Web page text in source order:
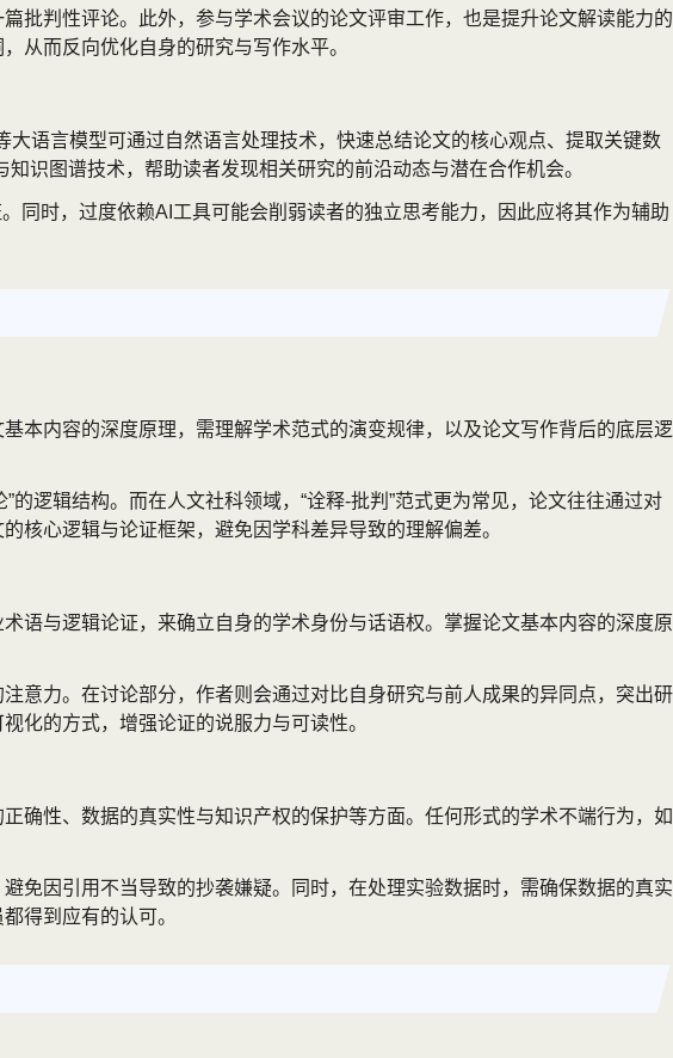
批判性评论。此外，参与学术会议的论文评审工作，也是提升论文解读能力的
从而反向优化自身的研究与写作水平。
语言模型可通过自然语言处理技术，快速总结论文的核心观点、提取关键数
识图谱技术，帮助读者发现相关研究的前沿动态与潜在合作机会。
同时，过度依赖AI工具可能会削弱读者的独立思考能力，因此应将其作为辅助
本内容的深度原理，需理解学术范式的演变规律，以及论文写作背后的底层逻
逻辑结构。而在人文社科领域，“诠释-批判”范式更为常见，论文往往通过对
核心逻辑与论证框架，避免因学科差异导致的理解偏差。
语与逻辑论证，来确立自身的学术身份与话语权。掌握论文基本内容的深度原
意力。在讨论部分，作者则会通过对比自身研究与前人成果的异同点，突出研
化的方式，增强论证的说服力与可读性。
确性、数据的真实性与知识产权的保护等方面。任何形式的学术不端行为，如
免因引用不当导致的抄袭嫌疑。同时，在处理实验数据时，需确保数据的真实
得到应有的认可。